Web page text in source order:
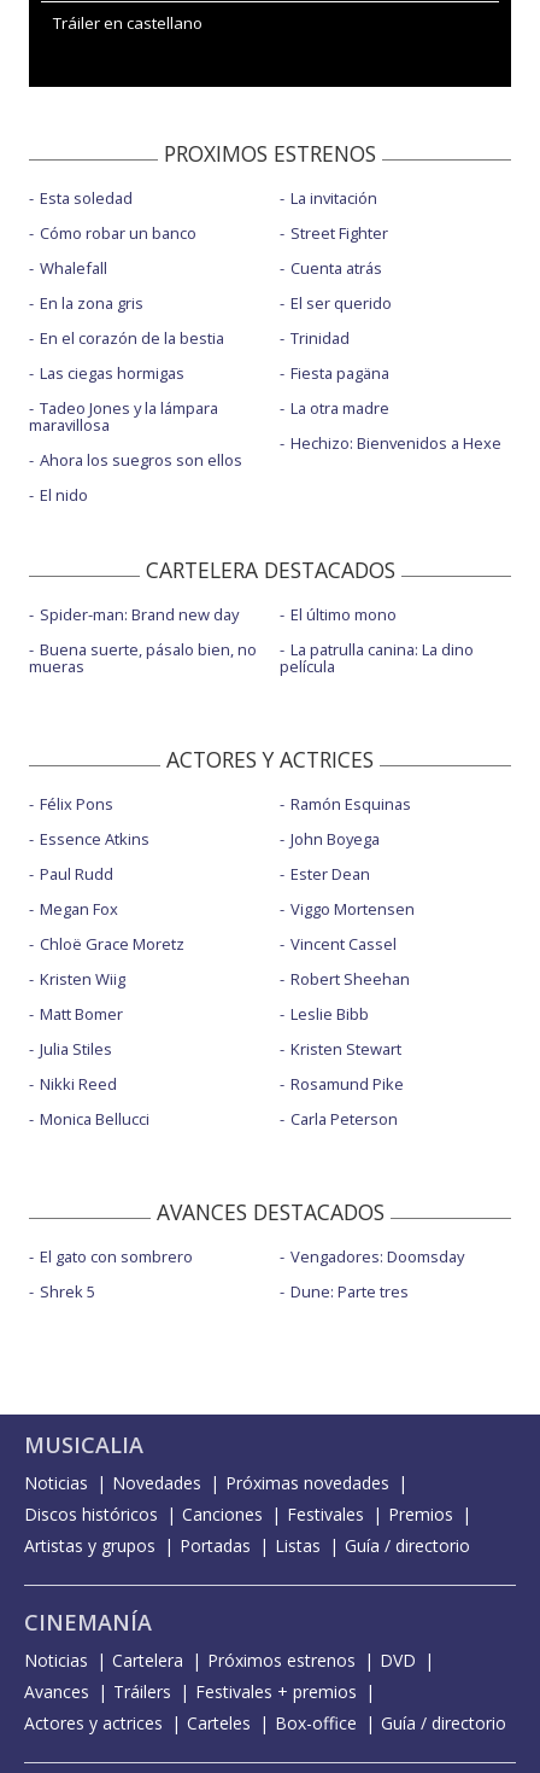
Tráiler en castellano
PROXIMOS ESTRENOS
Esta soledad
Cómo robar un banco
Whalefall
En la zona gris
En el corazón de la bestia
Las ciegas hormigas
Tadeo Jones y la lámpara
maravillosa
Ahora los suegros son ellos
El nido
La invitación
Street Fighter
Cuenta atrás
El ser querido
Trinidad
Fiesta pagäna
La otra madre
Hechizo: Bienvenidos a Hexe
CARTELERA DESTACADOS
Spider-man: Brand new day
Buena suerte, pásalo bien, no
mueras
El último mono
La patrulla canina: La dino
película
ACTORES Y ACTRICES
Félix Pons
Essence Atkins
Paul Rudd
Megan Fox
Chloë Grace Moretz
Kristen Wiig
Matt Bomer
Julia Stiles
Nikki Reed
Monica Bellucci
Ramón Esquinas
John Boyega
Ester Dean
Viggo Mortensen
Vincent Cassel
Robert Sheehan
Leslie Bibb
Kristen Stewart
Rosamund Pike
Carla Peterson
AVANCES DESTACADOS
El gato con sombrero
Shrek 5
Vengadores: Doomsday
Dune: Parte tres
MUSICALIA
Noticias Novedades
Próximas novedades
Discos históricos
Canciones Festivales
Premios
Artistas y grupos
Portadas Listas Guía / directorio
CINEMANÍA
Noticias Cartelera Próximos estrenos
DVD
Avances
Tráilers
Festivales + premios
Actores y actrices
Carteles Box-office Guía / directorio